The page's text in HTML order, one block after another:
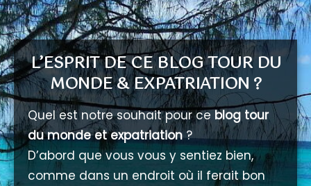
L’ESPRIT DE CE BLOG TOUR DU
MONDE & EXPATRIATION ?
Quel est notre souhait pour ceblog tour
du monde et expatriation?
D’abord que vous vous y sentiez bien,
comme dans un endroit où il ferait bon